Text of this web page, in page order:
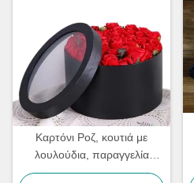
Καρτόνι Ροζ, κουτιά με
λουλούδια, παραγγελία
βιομηχανικού δώρου για την